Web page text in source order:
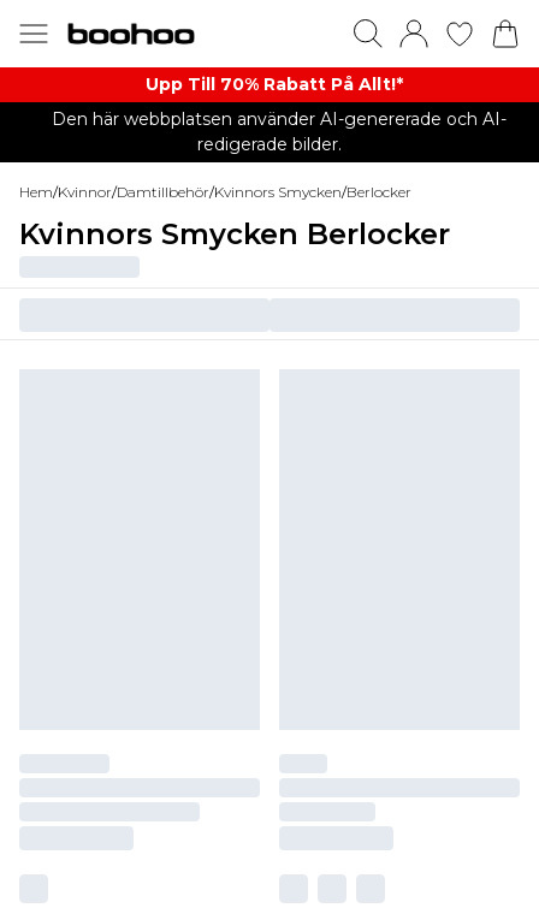
Upp Till 70% Rabatt På Allt!*
Den här webbplatsen använder AI-genererade och AI-
redigerade bilder.
Hem/Kvinnor/Damtillbehör/Kvinnors Smycken/Berlocker
Kvinnors Smycken Berlocker